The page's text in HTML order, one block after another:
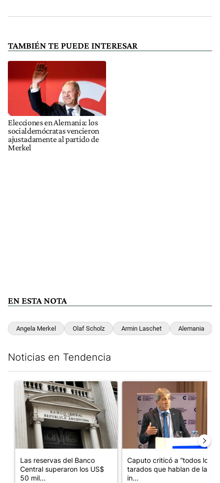
TAMBIÉN TE PUEDE INTERESAR
Elecciones en Alemania: los
socialdemócratas vencieron
ajustadamente al partido de
Merkel
EN ESTA NOTA
Angela Merkel Olaf Scholz Armin Laschet Alemania
Noticias en Tendencia
Un artículo de tendencia con el título "Las reservas del Banco
Las reservas del Banco
Central superaron los US$
50 mil...
Caputo criticó a “todos los
tarados que hablan de la
in...